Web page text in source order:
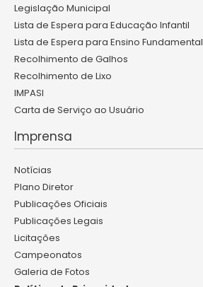
Legislação Municipal
Lista de Espera para Educação Infantil
Lista de Espera para Ensino Fundamental
Recolhimento de Galhos
Recolhimento de Lixo
IMPASI
Carta de Serviço ao Usuário
Imprensa
Notícias
Plano Diretor
Publicações Oficiais
Publicações Legais
Licitações
Campeonatos
Galeria de Fotos